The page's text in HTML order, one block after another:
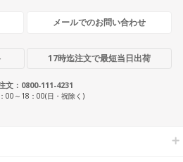
メールでのお問い合わせ
17時迄注文で最短当日出荷
文：0800-111-4231
00～18：00(日・祝除く)